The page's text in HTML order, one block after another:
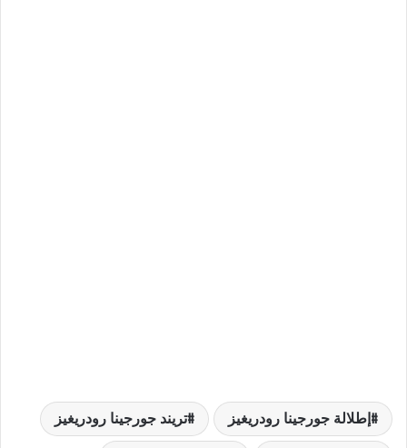
إطلالة جورجينا رودريغيز تريند جورجينا رودريغيز